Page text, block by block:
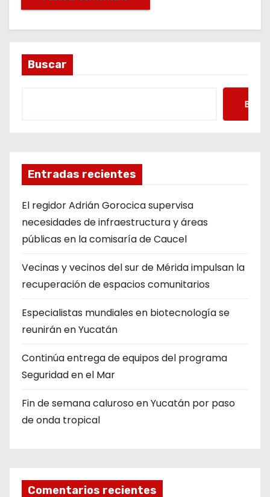
Buscar
Entradas recientes
El regidor Adrián Gorocica supervisa
necesidades de infraestructura y áreas
públicas en la comisaría de Caucel
Vecinas y vecinos del sur de Mérida impulsan la
recuperación de espacios comunitarios
Especialistas mundiales en biotecnología se
reunirán en Yucatán
Continúa entrega de equipos del programa
Seguridad en el Mar
Fin de semana caluroso en Yucatán por paso
de onda tropical
Comentarios recientes